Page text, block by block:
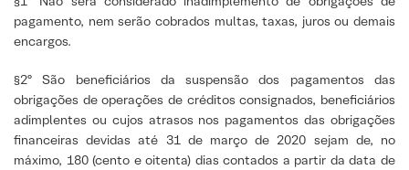
pagamento, nem serão cobrados multas, taxas, juros ou demais
encargos.
§2º São beneficiários da suspensão dos pagamentos das
obrigações de operações de créditos consignados, beneficiários
adimplentes ou cujos atrasos nos pagamentos das obrigações
financeiras devidas até 31 de março de 2020 sejam de, no
máximo, 180 (cento e oitenta) dias contados a partir da data de